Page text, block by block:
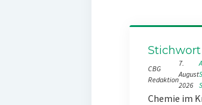
Stichwort
CBG
Redaktion
7.
August
2026
Chemie im